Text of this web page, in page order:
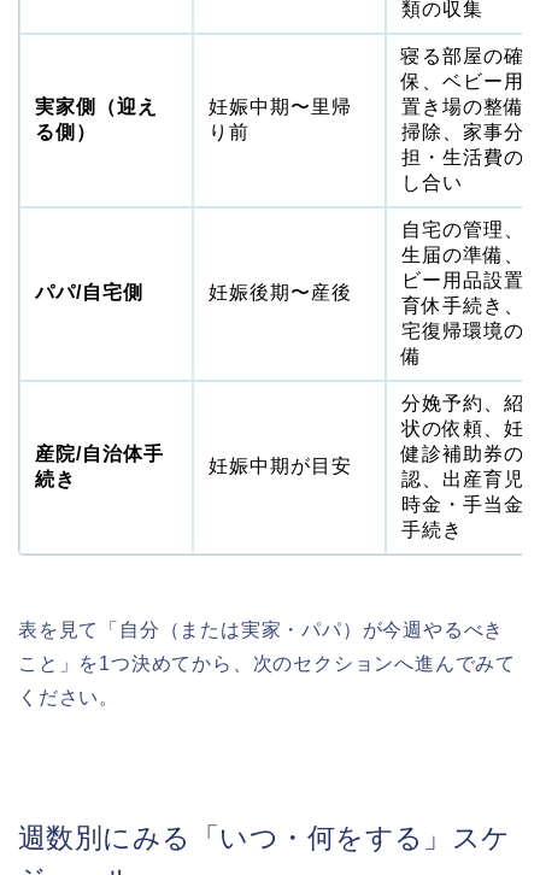
類の収集
実家側（迎え
る側）
妊娠中期〜里帰
り前
寝る部屋の確
保、ベビー用
置き場の整備
掃除、家事分
担・生活費の
し合い
パパ/自宅側 妊娠後期〜産後
自宅の管理、
生届の準備、
ビー用品設置
育休手続き、
宅復帰環境の
備
産院/自治体手
続き
妊娠中期が目安
分娩予約、紹
状の依頼、妊
健診補助券の
認、出産育児
時金・手当金
手続き
表を見て「自分（または実家・パパ）が今週やるべき
こと」を1つ決めてから、次のセクションへ進んでみて
ください。
週数別にみる「いつ・何をする」スケ